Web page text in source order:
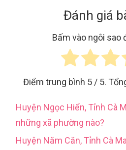
Đánh giá
Bấm vào ngôi sao
Điểm trung bình 5 / 5.
Huyện Ngọc Hiển, Tỉnh Cà
những xã phường nào?
Huyện Năm Căn, Tỉnh Cà